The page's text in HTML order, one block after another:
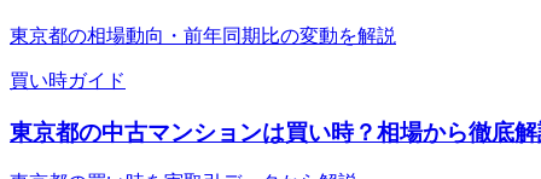
東京都の相場動向・前年同期比の変動を解説
買い時ガイド
東京都の中古マンションは買い時？相場から徹底